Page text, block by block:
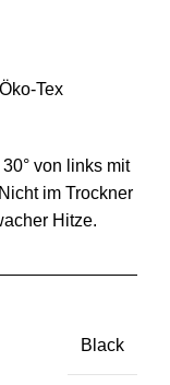
Tex
von links mit
im Trockner
Hitze.
Black